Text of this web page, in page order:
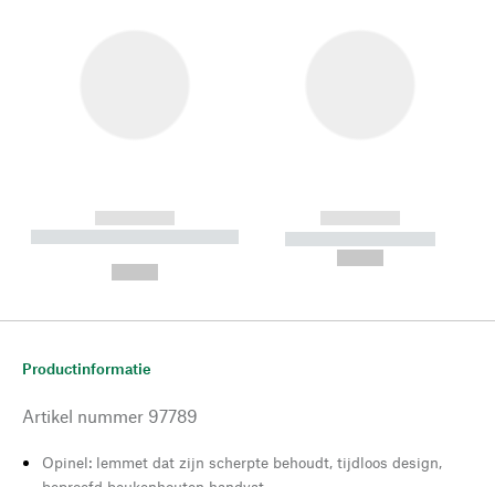
------------
----------- ----------- --------
------------
----------- -----------
Productinformatie
Artikel nummer 97789
Opinel: lemmet dat zijn scherpte behoudt, tijdloos design,